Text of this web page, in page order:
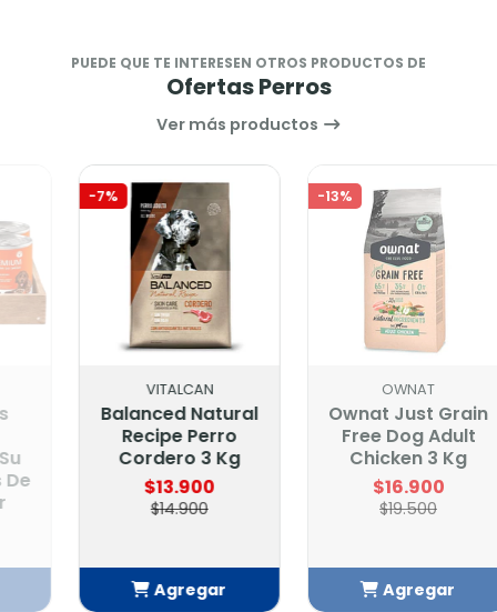
PUEDE QUE TE INTERESEN OTROS PRODUCTOS DE
Ofertas Perros
Ver más productos
VITALCAN
Balanced Natural
Recipe Perro
Cordero 3 Kg
$13.900
$14.900
Agregar
OWNAT
Ownat Just Grain
Free Dog Adult
Chicken 3 Kg
$16.900
$19.500
Agregar